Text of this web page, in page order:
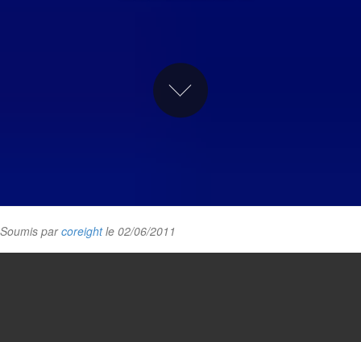
Soumis parcoreightle 02/06/2011